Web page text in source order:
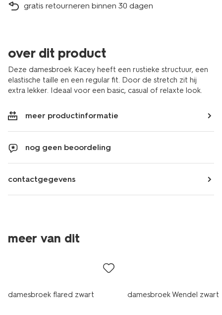
gratis retourneren binnen 30 dagen
over dit product
Deze damesbroek Kacey heeft een rustieke structuur, een
elastische taille en een regular fit. Door de stretch zit hij
extra lekker. Ideaal voor een basic, casual of relaxte look.
meer productinformatie
nog geen beoordeling
contactgegevens
meer van dit
damesbroek flared zwart damesbroek Wendel zwart